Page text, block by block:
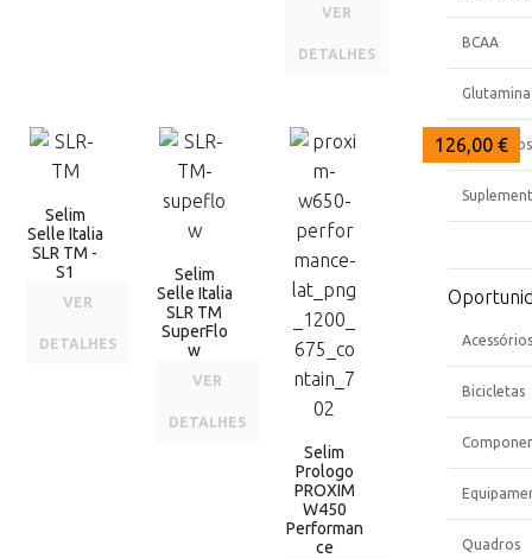
VER
DETALHES
129,90 €
Selim
Selle Italia
SLR TM -
S1
VER
DETALHES
129,90 €
Selim
Selle Italia
SLR TM
SuperFlo
w
VER
DETALHES
126,00 €
Selim
Prologo
PROXIM
W450
Performan
ce
BCAA
Glutamina
Eletrólitos
Acessórios
Bicicletas
Quadros